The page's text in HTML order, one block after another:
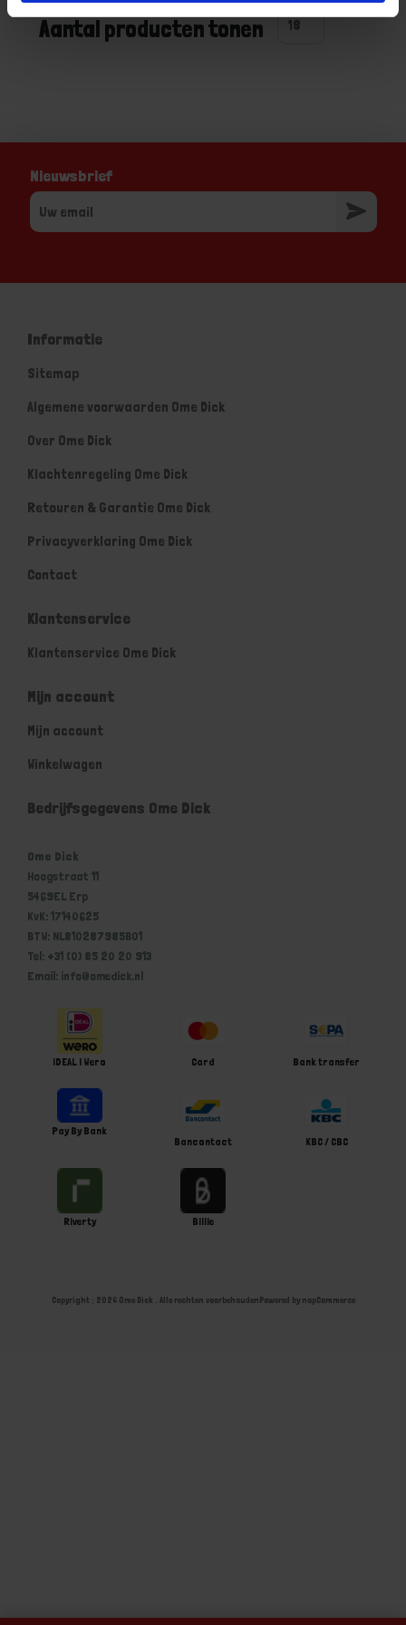
Aantal producten tonen
Nieuwsbrief
Informatie
Sitemap
Algemene voorwaarden Ome Dick
Over Ome Dick
Klachtenregeling Ome Dick
Retouren & Garantie Ome Dick
Privacyverklaring Ome Dick
Contact
Klantenservice
Klantenservice Ome Dick
Mijn account
Mijn account
Winkelwagen
Bedrijfsgegevens Ome Dick
Ome Dick
Hoogstraat 11
5469EL Erp
KvK: 17140625
BTW: NL810287985B01
Tel: +31 (0) 85 20 20 913
Email: info@omedick.nl
iDEAL | Wero Card Bank transfer
Pay By Bank
Bancontact
KBC / CBC
Riverty Billie
Copyright ; 2026 Ome Dick . Alle rechten voorbehoudenPowered by nopCommerce